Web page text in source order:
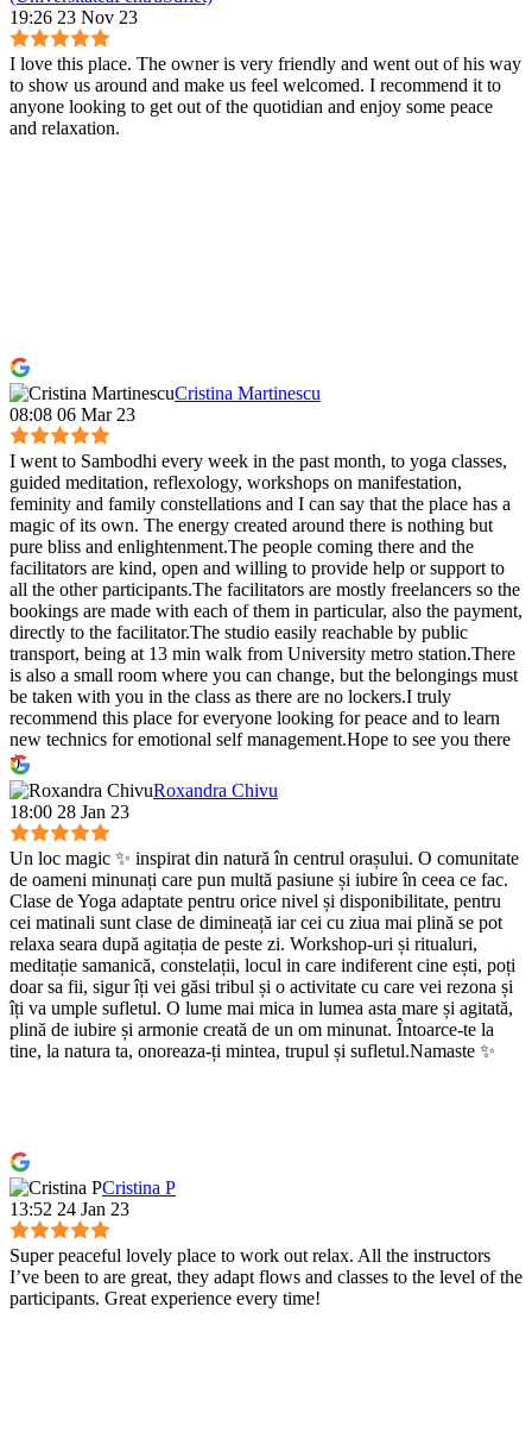
19:26 23 Nov 23
I love this place. The owner is very friendly and went out of his way
to show us around and make us feel welcomed. I recommend it to
anyone looking to get out of the quotidian and enjoy some peace
and relaxation.
Cristina Martinescu
08:08 06 Mar 23
I went to Sambodhi every week in the past month, to yoga classes,
guided meditation, reflexology, workshops on manifestation,
feminity and family constellations and I can say that the place has a
magic of its own. The energy created around there is nothing but
pure bliss and enlightenment.The people coming there and the
facilitators are kind, open and willing to provide help or support to
all the other participants.The facilitators are mostly freelancers so the
bookings are made with each of them in particular, also the payment,
directly to the facilitator.The studio easily reachable by public
transport, being at 13 min walk from University metro station.There
is also a small room where you can change, but the belongings must
be taken with you in the class as there are no lockers.I truly
recommend this place for everyone looking for peace and to learn
new technics for emotional self management.Hope to see you there
:)
Roxandra Chivu
18:00 28 Jan 23
Un loc magic ✨ inspirat din natură în centrul orașului. O comunitate
de oameni minunați care pun multă pasiune și iubire în ceea ce fac.
Clase de Yoga adaptate pentru orice nivel și disponibilitate, pentru
cei matinali sunt clase de dimineață iar cei cu ziua mai plină se pot
relaxa seara după agitația de peste zi. Workshop-uri și ritualuri,
meditație samanică, constelații, locul in care indiferent cine ești, poți
doar sa fii, sigur îți vei găsi tribul și o activitate cu care vei rezona și
îți va umple sufletul. O lume mai mica in lumea asta mare și agitată,
plină de iubire și armonie creată de un om minunat. Întoarce-te la
tine, la natura ta, onoreaza-ți mintea, trupul și sufletul.Namaste ✨
Cristina P
13:52 24 Jan 23
Super peaceful lovely place to work out relax. All the instructors
I’ve been to are great, they adapt flows and classes to the level of the
participants. Great experience every time!